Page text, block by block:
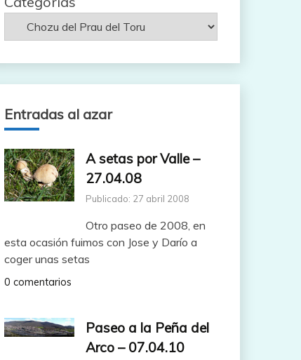
Entradas al azar
A setas por Valle –
27.04.08
Publicado: 27 abril 2008
Otro paseo de 2008, en
esta ocasión fuimos con Jose y Darío a
coger unas setas
0 comentarios
Paseo a la Peña del
Arco – 07.04.10